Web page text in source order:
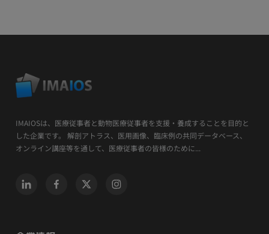
IMAIOSは、医療従事者と動物医療従事者を支援・養成することを目的と
した企業です。 解剖アトラス、医用画像、臨床例の共同データベース、
オンライン講座等を通して、医療従事者の皆様のために...